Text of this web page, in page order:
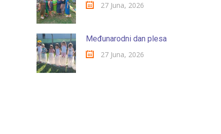
-- Obrasci i zahtjevi
-- Obavještenja za roditelje
Projekti
27 Juna, 2026
Međunarodni dan plesa
27 Juna, 2026